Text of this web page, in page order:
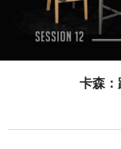
卡森：